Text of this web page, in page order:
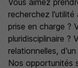
Vous aimez
recherchez
prise en charge ?
pluridisciplinaire ?
relationnelles,
Nos opportunités